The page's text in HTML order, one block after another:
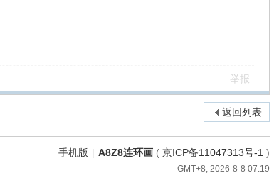
举报
返回列表
手机版 | A8Z8连环画( 京ICP备11047313号-1 )
GMT+8, 2026-8-8 07:19